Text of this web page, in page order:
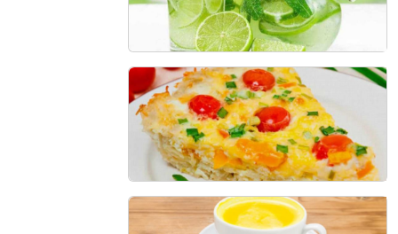
Suco de Limão com Hortelã
10 min - 4 porções
Quiche de Quinoa